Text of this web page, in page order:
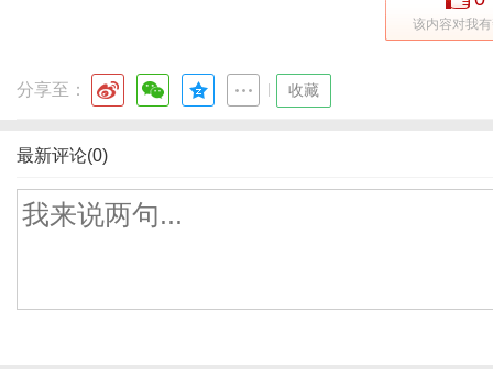
该内容对我
分享至： 收藏
最新评论(0)